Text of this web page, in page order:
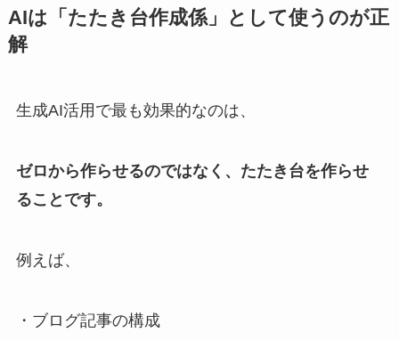
AIは「たたき台作成係」として使うのが正
解
生成AI活用で最も効果的なのは、
ゼロから作らせるのではなく、たたき台を作らせ
ることです。
例えば、
・ブログ記事の構成